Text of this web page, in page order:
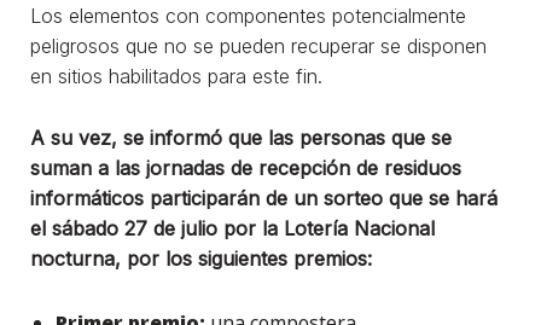
Los elementos con componentes potencialmente
peligrosos que no se pueden recuperar se disponen
en sitios habilitados para este fin.
A su vez, se informó que las personas que se
suman a las jornadas de recepción de residuos
informáticos participarán de un sorteo que se hará
el sábado 27 de julio por la Lotería Nacional
nocturna, por los siguientes premios: